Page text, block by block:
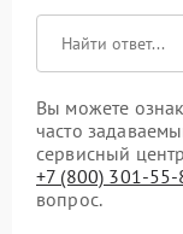
Вы можете
часто
сервисный
+7 (800) 301-55-
вопрос.